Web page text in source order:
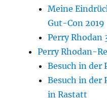
Meine
Gut-Con 2019
Perry Rhodan
Perry Rhodan-
Besuch in der
Besuch in der
in Rastatt